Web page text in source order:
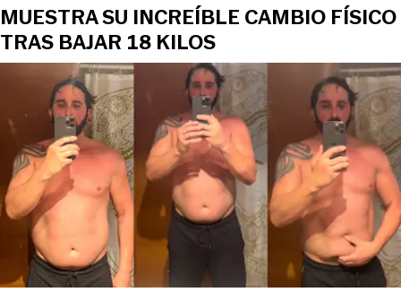
MUESTRA SU INCREÍBLE CAMBIO FÍSICO
TRAS BAJAR 18 KILOS